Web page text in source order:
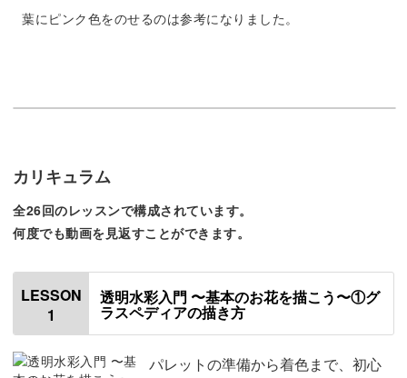
くのが苦手という方も、楽しい着彩から気軽にスタート♪
下書きからじっくり学びたいという方も、形のとり方から
やわらかい風合いに心安らぐ
葉にピンク色をのせるのは参考になりました。
カリキュラム
全26回のレッスンで構成されています。
何度でも動画を見返すことができます。
LESSON
1
透明水彩入門 〜基本のお花を描こう〜①グ
ラスペディアの描き方
パレットの準備から着色まで、初心